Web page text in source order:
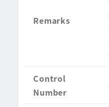
Remarks
Control
Number